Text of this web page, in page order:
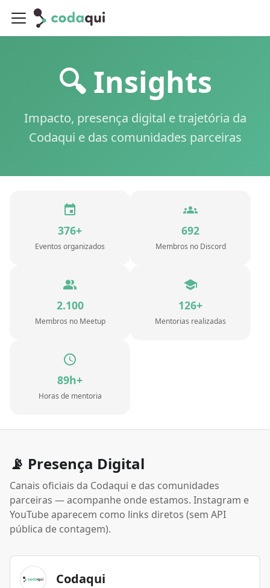
🔍 Insights
Impacto, presença digital e trajetória da
Codaqui e das comunidades parceiras
376+
Eventos organizados
692
Membros no Discord
2.100
Membros no Meetup
126+
Mentorias realizadas
89h+
Horas de mentoria
📡 Presença Digital
Canais oficiais da Codaqui e das comunidades
parceiras — acompanhe onde estamos. Instagram e
YouTube aparecem como links diretos (sem API
pública de contagem).
Codaqui